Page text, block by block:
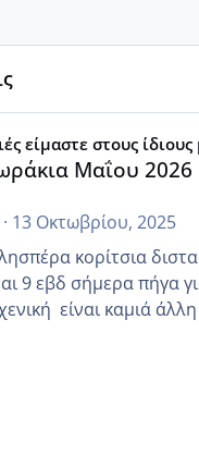
είμαστε στους
Μαΐου 2026
13 Οκτωβρίου, 2025
κορίτσια
9 εβδ σήμερα πήγα
αυχενική είναι